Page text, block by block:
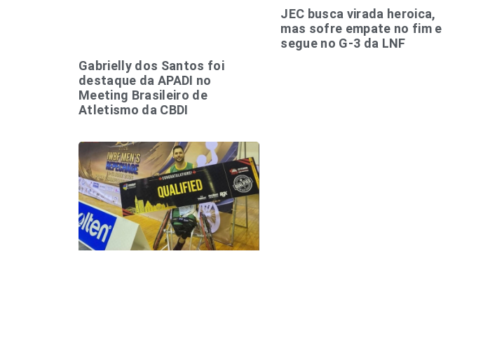
Gabrielly dos Santos foi
destaque da APADI no
Meeting Brasileiro de
Atletismo da CBDI
JEC busca virada heroica,
mas sofre empate no fim e
segue no G-3 da LNF